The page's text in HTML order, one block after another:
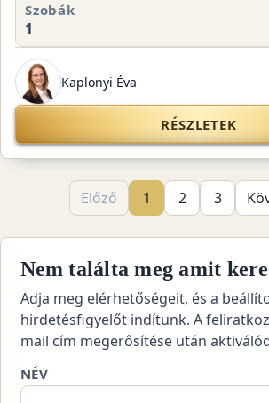
Szobák
1
Kaplonyi Éva
RÉSZLETEK
Előző 1 2 3
Nem találta meg amit
Adja meg elérhetőségeit, és a
hirdetésfigyelőt indítunk. A
mail cím megerősítése után
NÉV